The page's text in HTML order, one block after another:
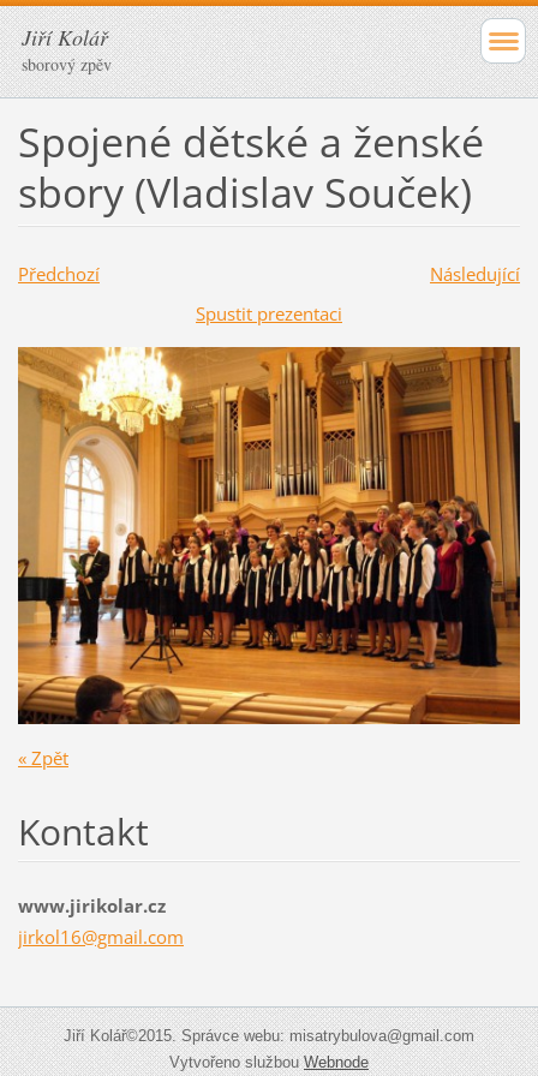
Jiří Kolář
sborový zpěv
Spojené dětské a ženské
sbory (Vladislav Souček)
Předchozí
Následující
Spustit prezentaci
« Zpět
Kontakt
www.jirikolar.cz
jirkol16@gmail.com
Jiří Kolář©2015. Správce webu: misatrybulova@gmail.com
Vytvořeno službouWebnode